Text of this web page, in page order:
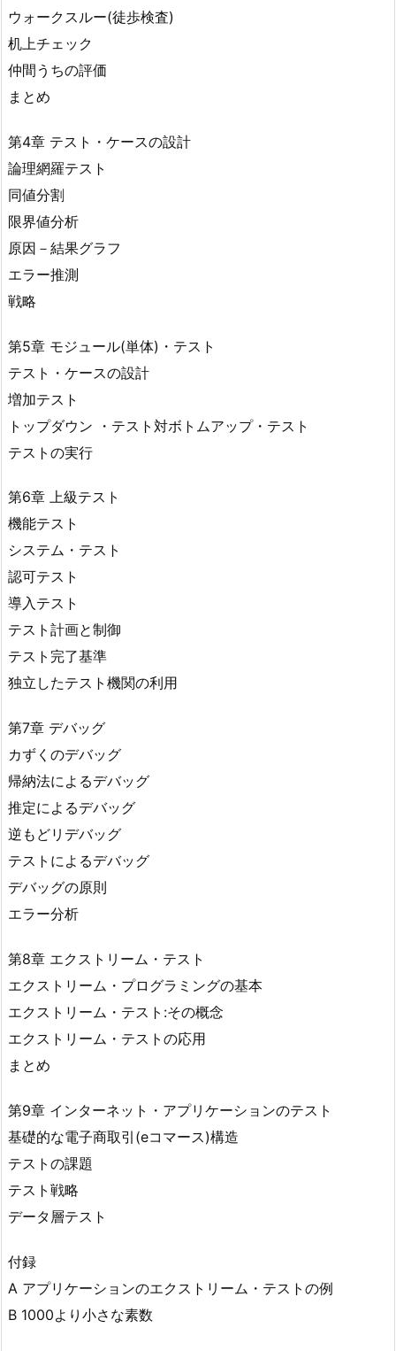
ウォークスルー(徒歩検査)
机上チェック
仲間うちの評価
まとめ
第4章 テスト・ケースの設計
論理網羅テスト
同値分割
限界値分析
原因－結果グラフ
エラー推測
戦略
第5章 モジュール(単体)・テスト
テスト・ケースの設計
増加テスト
トップダウン ・テスト対ボトムアップ・テスト
テストの実行
第6章 上級テスト
機能テスト
システム・テスト
認可テスト
導入テスト
テスト計画と制御
テスト完了基準
独立したテスト機関の利用
第7章 デバッグ
カずくのデバッグ
帰納法によるデバッグ
推定によるデバッグ
逆もどリデバッグ
テストによるデバッグ
デバッグの原則
エラー分析
第8章 エクストリーム・テスト
エクストリーム・プログラミングの基本
エクストリーム・テスト:その概念
エクストリーム・テストの応用
まとめ
第9章 インターネット・アプリケーションのテスト
基礎的な電子商取引(eコマース)構造
テストの課題
テスト戦略
データ層テスト
付録
A アプリケーションのエクストリーム・テストの例
B 1000より小さな素数